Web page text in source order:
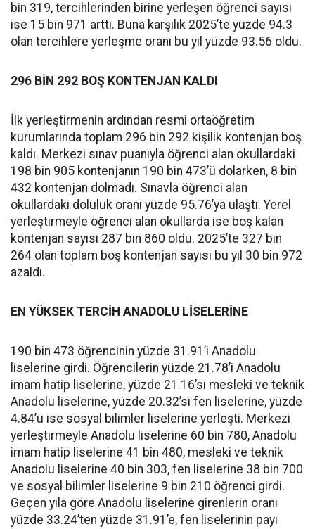
bin 319, tercihlerinden birine yerleşen öğrenci sayısı
ise 15 bin 971 arttı. Buna karşılık 2025’te yüzde 94.3
olan tercihlere yerleşme oranı bu yıl yüzde 93.56 oldu.
296 BİN 292 BOŞ KONTENJAN KALDI
İlk yerleştirmenin ardından resmi ortaöğretim
kurumlarında toplam 296 bin 292 kişilik kontenjan boş
kaldı. Merkezi sınav puanıyla öğrenci alan okullardaki
198 bin 905 kontenjanın 190 bin 473’ü dolarken, 8 bin
432 kontenjan dolmadı. Sınavla öğrenci alan
okullardaki doluluk oranı yüzde 95.76’ya ulaştı. Yerel
yerleştirmeyle öğrenci alan okullarda ise boş kalan
kontenjan sayısı 287 bin 860 oldu. 2025’te 327 bin
264 olan toplam boş kontenjan sayısı bu yıl 30 bin 972
azaldı.
EN YÜKSEK TERCİH ANADOLU LİSELERİNE
190 bin 473 öğrencinin yüzde 31.91’i Anadolu
liselerine girdi. Öğrencilerin yüzde 21.78’i Anadolu
imam hatip liselerine, yüzde 21.16’sı mesleki ve teknik
Anadolu liselerine, yüzde 20.32’si fen liselerine, yüzde
4.84’ü ise sosyal bilimler liselerine yerleşti. Merkezi
yerleştirmeyle Anadolu liselerine 60 bin 780, Anadolu
imam hatip liselerine 41 bin 480, mesleki ve teknik
Anadolu liselerine 40 bin 303, fen liselerine 38 bin 700
ve sosyal bilimler liselerine 9 bin 210 öğrenci girdi.
Geçen yıla göre Anadolu liselerine girenlerin oranı
yüzde 33.24’ten yüzde 31.91’e, fen liselerinin payı